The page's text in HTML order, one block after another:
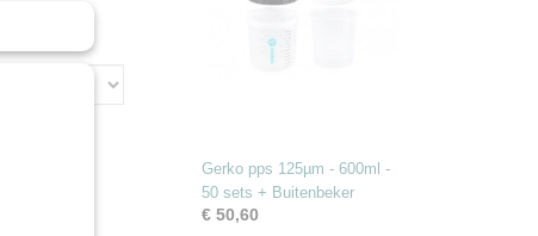
Gerko pps 125µm - 600ml -
50 sets + Buitenbeker
€ 50,60